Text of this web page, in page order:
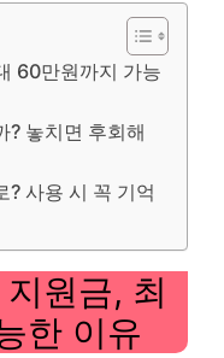
60만원까지 가능
? 놓치면 후회해
? 사용 시 꼭 기억
원금, 최
한 이유